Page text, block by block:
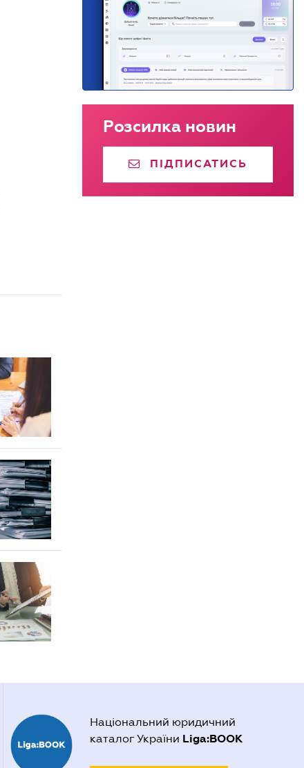
Розсилка новин
ПІДПИСАТИСЬ
Національний юридичний
каталог України Liga:BOOK